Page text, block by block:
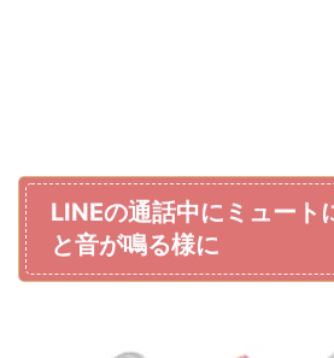
LINEの通話中にミュート
と音が鳴る様に